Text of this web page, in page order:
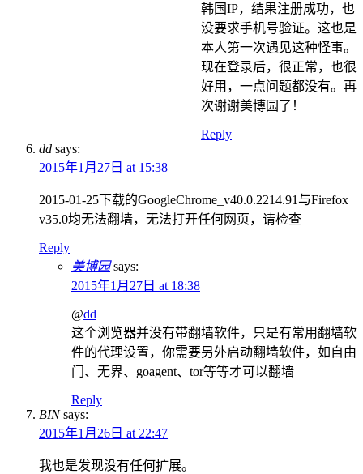
韩国IP，结果注册成功，也
没要求手机号验证。这也是
本人第一次遇见这种怪事。
现在登录后，很正常，也很
好用，一点问题都没有。再
次谢谢美博园了！
Reply
dd says:
2015年1月27日 at 15:38
2015-01-25下载的GoogleChrome_v40.0.2214.91与Firefox
v35.0均无法翻墙，无法打开任何网页，请检查
Reply
美博园 says:
2015年1月27日 at 18:38
@dd
这个浏览器并没有带翻墙软件，只是有常用翻墙软
件的代理设置，你需要另外启动翻墙软件，如自由
门、无界、goagent、tor等等才可以翻墙
Reply
BIN says:
2015年1月26日 at 22:47
我也是发现没有任何扩展。